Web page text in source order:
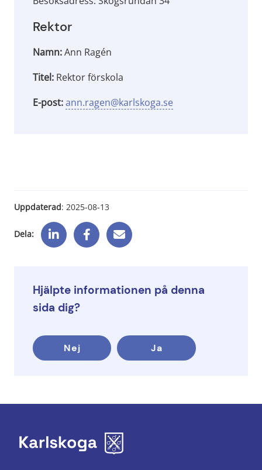
Rektor
Namn:Ann Ragén
Titel: Rektor förskola
E-post:ann.ragen@karlskoga.se
Uppdaterad: 2025-08-13
Dela:
Hjälpte informationen på denna
sida dig?
Nej Ja